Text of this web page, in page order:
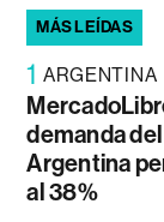
MÁS LEÍDAS
1 ARGENTINA
demanda
Argentina
al 38%